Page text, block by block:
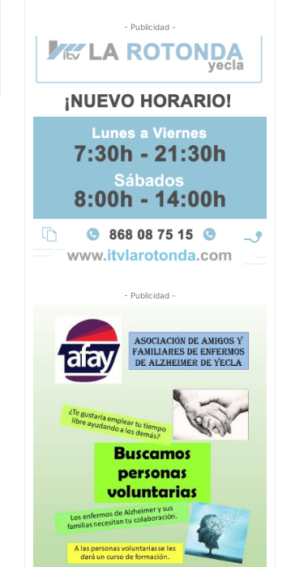
- Publicidad -
- Publicidad -